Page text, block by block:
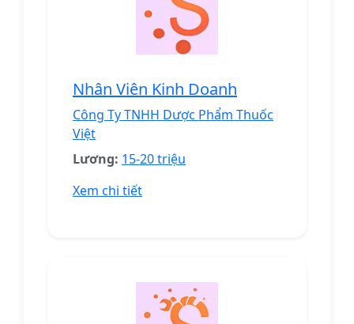
Nhân Viên Kinh Doanh
Công Ty TNHH Dược Phẩm Thuốc
Việt
Lương: 15-20 triệu
Xem chi tiết